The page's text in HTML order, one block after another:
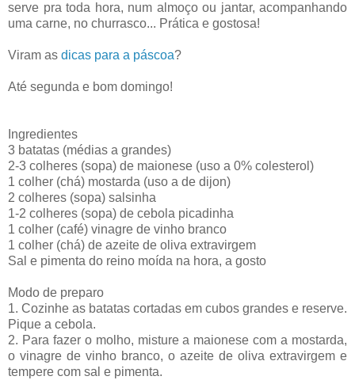
serve pra toda hora, num almoço ou jantar, acompanhando
uma carne, no churrasco... Prática e gostosa!
Viram as dicas para a páscoa?
Até segunda e bom domingo!
Ingredientes
3 batatas (médias a grandes)
2-3 colheres (sopa) de maionese (uso a 0% colesterol)
1 colher (chá) mostarda (uso a de dijon)
2 colheres (sopa) salsinha
1-2 colheres (sopa) de cebola picadinha
1 colher (café) vinagre de vinho branco
1 colher (chá) de azeite de oliva extravirgem
Sal e pimenta do reino moída na hora, a gosto
Modo de preparo
1. Cozinhe as batatas cortadas em cubos grandes e reserve.
Pique a cebola.
2. Para fazer o molho, misture a maionese com a mostarda,
o vinagre de vinho branco, o azeite de oliva extravirgem e
tempere com sal e pimenta.